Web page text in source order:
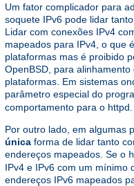
Um fator complicador para
soquete IPv6 pode lidar
Lidar com conexões IPv4
mapeados para IPv4, o que
plataformas mas é proibido
OpenBSD, para
plataformas. Em sistemas
parâmetro especial do
comportamento para o httpd.
Por outro lado, em algumas
única forma de lidar tanto
endereços mapeados. Se o
IPv4 e IPv6 com um mínimo
endereços IPv6 mapeados